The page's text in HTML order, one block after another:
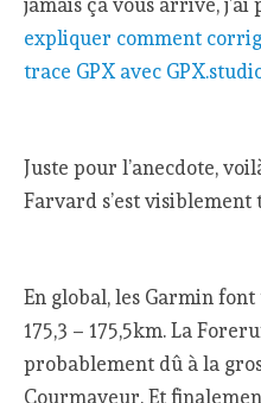
jamais ça vous arrive,
expliquer comment
trace GPX avec
Juste pour l’anecdote,
Farvard s’est
En global, les Garmin
175,3 – 175,5km. La
probablement dû à la
Courmayeur. Et